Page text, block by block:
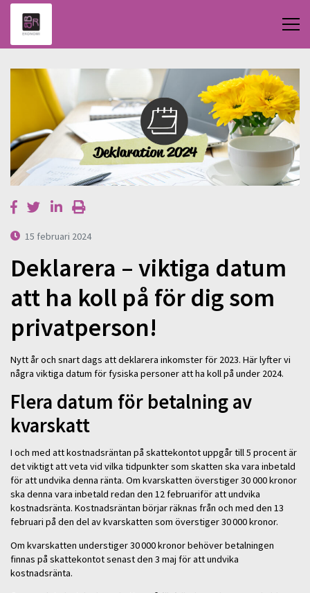
15 februari 2024
Deklarera – viktiga datum
att ha koll på för dig som
privatperson!
Nytt år och snart dags att deklarera inkomster för 2023. Här lyfter vi
några viktiga datum för fysiska personer att ha koll på under 2024.
Flera datum för betalning av
kvarskatt
I och med att kostnadsräntan på skattekontot uppgår till 5 procent är
det viktigt att veta vid vilka tidpunkter som skatten ska vara inbetald
för att undvika denna ränta. Om kvarskatten överstiger 30 000 kronor
ska denna vara inbetald redan den 12 februariför att undvika
kostnadsränta. Kostnadsräntan börjar räknas från och med den 13
februari på den del av kvarskatten som överstiger 30 000 kronor.
Om kvarskatten understiger 30 000 kronor behöver betalningen
finnas på skattekontot senast den 3 maj för att undvika
kostnadsränta.